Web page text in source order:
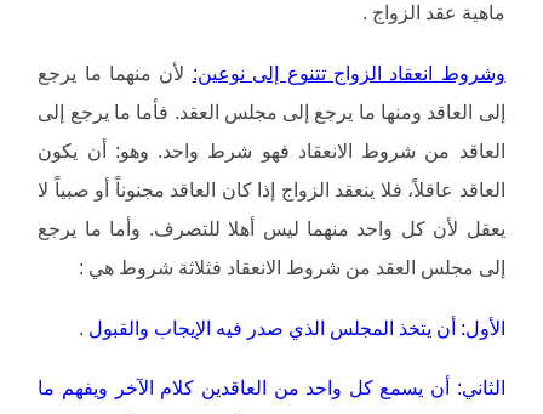
ماهية عقد الزواج .
وشروط انعقاد الزواج تتنوع إلى نوعين: لأن منهما ما يرجع
إلى العاقد ومنها ما يرجع إلى مجلس العقد. فأما ما يرجع إلى
العاقد من شروط الانعقاد فهو شرط واحد. وهو: أن يكون
العاقد عاقلاً، فلا ينعقد الزواج إذا كان العاقد مجنوناً أو صبياً لا
يعقل لأن كل واحد منهما ليس أهلا للتصرف. وأما ما يرجع
إلى مجلس العقد من شروط الانعقاد فثلاثة شروط هي :
الأول: أن يتخذ المجلس الذي صدر فيه الإيجاب والقبول .
الثاني: أن يسمع كل واحد من العاقدين كلام الآخر ويفهم ما